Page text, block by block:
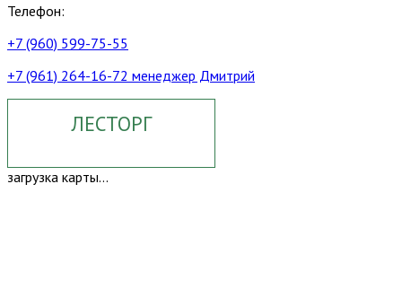
Телефон:
+7 (960) 599-75-55
+7 (961) 264-16-72 менеджер Дмитрий
ЛЕСТОРГ
загрузка карты...